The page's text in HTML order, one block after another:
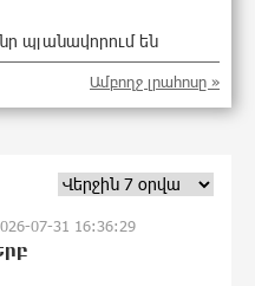
պլանավորում են
նեղուցի
կառուցվածքը
22:19:14 6-08-2026
ու Սյունե
են
Ամբողջ լրահոսը »
07-31 16:36:29